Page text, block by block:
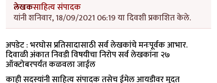
लेखकसाहित्य संपादक
यांनी शनिवार, 18/09/2021 06:19 या दिवशी प्रकाशित केले.
अपडेट : भरघोस प्रतिसादासाठी सर्व लेखकांचे मनःपूर्वक आभार.
दिवाळी अंकात निवडी विषयीचा निरोप सर्व लेखकांना २७
ऑक्टोबरपर्यंत कळवला जाईल
काही सदस्यांनी साहित्य संपादक तसेच ईमेल आयडीवर मुदत